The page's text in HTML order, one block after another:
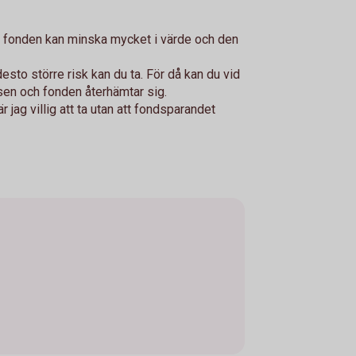
kan minska mycket i värde och den
större risk kan du ta. För då kan du vid
och fonden återhämtar sig.
jag villig att ta utan att fondsparandet